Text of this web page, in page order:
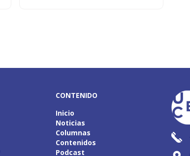
CONTENIDO
Inicio
Noticias
Columnas
Contenidos
Podcast